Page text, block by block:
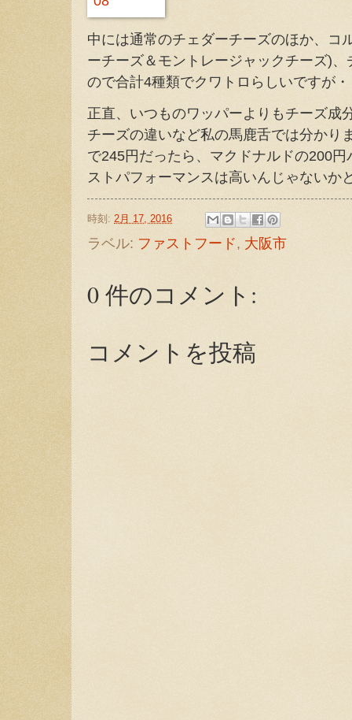
中には通常のチェダーチーズのほか、コ
ーチーズ＆モントレージャックチーズ)
ので合計4種類でクワトロらしいですが
正直、いつものワッパーよりもチーズ成
チーズの違いなど私の馬鹿舌では分かり
で245円だったら、マクドナルドの200
ストパフォーマンスは高いんじゃないか
時刻: 2月 17, 2016
ラベル: ファストフード, 大阪市
0 件のコメント:
コメントを投稿